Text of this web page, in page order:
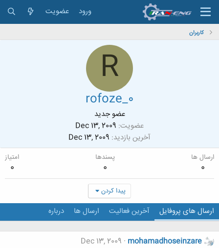
ورود عضویت
کاربران
R
rofoze_0
عضو جدید
عضویت Dec 13, 2009
آخرین بازدید Dec 13, 2009
ارسال ها
0
پسندها
0
امتیاز
0
پیدا کردن
ارسال های پروفایل آخرین فعالیت ارسال ها درباره
mohamadhoseinzare
Dec 13, 2009